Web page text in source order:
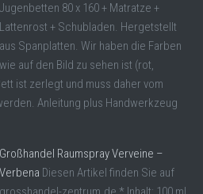
Jugenbetten 80 x 160 + Matratze +
Lattenrost + Schubladen. Hergetstellt
aus Spanplatten. Wir haben die Farben
wie auf den Bild zu sehen ist (rot,
ist zerlegt und muss daher vom
Anleitung plus Handwerkzeug
Großhandel Raumspray Verveine –
Verbena Diesen Artikel finden Sie auf